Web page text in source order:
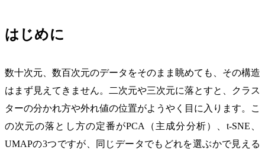
はじめに
数十次元、数百次元のデータをそのまま眺めても、その構造
はまず見えてきません。二次元や三次元に落とすと、クラス
ターの分かれ方や外れ値の位置がようやく目に入ります。こ
の次元の落とし方の定番がPCA（主成分分析）、t-SNE、
UMAPの3つですが、同じデータでもどれを選ぶかで見える